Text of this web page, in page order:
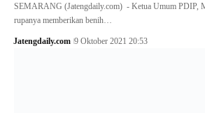
SEMARANG (Jatengdaily.com) - Ketua Umum PDIP,
rupanya memberikan benih…
Jatengdaily.com 9 Oktober 2021 20:53